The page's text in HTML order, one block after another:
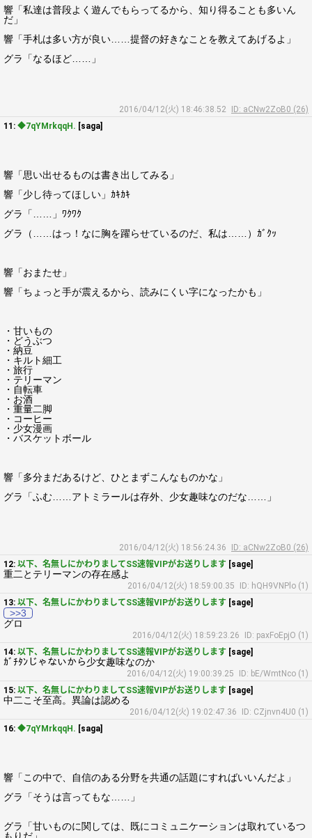
響「私達は普段よく遊んでもらってるから、知り得ることも多いん
だ」
響「手札は多い方が良い……提督の好きなことを教えてあげるよ」
グラ「なるほど……」
2016/04/12(火) 18:46:38.52
ID: aCNw2ZoB0 (26)
11: ◆7qYMrkqqH. [saga]
響「思い出せるものは書き出してみる」
響「少し待ってほしい」ｶｷｶｷ
グラ「……」ﾜｸﾜｸ
グラ（……はっ！なに胸を躍らせているのだ、私は……）ｶﾞｸｯ
響「おまたせ」
響「ちょっと手が震えるから、読みにくい字になったかも」
・甘いもの
・どうぶつ
・納豆
・キルト細工
・旅行
・テリーマン
・自転車
・お酒
・重量二脚
・コーヒー
・少女漫画
・バスケットボール
響「多分まだあるけど、ひとまずこんなものかな」
グラ「ふむ……アトミラールは存外、少女趣味なのだな……」
2016/04/12(火) 18:56:24.36
ID: aCNw2ZoB0 (26)
12: 以下、名無しにかわりましてSS速報VIPがお送りします [sage]
重二とテリーマンの存在感よ
2016/04/12(火) 18:59:00.35
ID: hQH9VNPlo (1)
13: 以下、名無しにかわりましてSS速報VIPがお送りします [sage]
>>3
グロ
2016/04/12(火) 18:59:23.26
ID: paxFoEpjO (1)
14: 以下、名無しにかわりましてSS速報VIPがお送りします [sage]
ｶﾞﾁﾀﾝじゃないから少女趣味なのか
2016/04/12(火) 19:00:39.25
ID: bE/WmtNco (1)
15: 以下、名無しにかわりましてSS速報VIPがお送りします [sage]
中二こそ至高。異論は認める
2016/04/12(火) 19:02:47.36
ID: CZjnvn4U0 (1)
16: ◆7qYMrkqqH. [saga]
響「この中で、自信のある分野を共通の話題にすればいいんだよ」
グラ「そうは言ってもな……」
グラ「甘いものに関しては、既にコミュニケーションは取れているつ